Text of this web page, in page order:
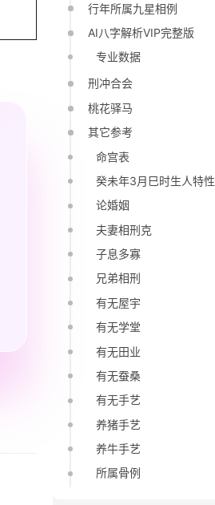
行年所属九星相例
AI八字解析VIP完整版
专业数据
刑冲合会
桃花驿马
其它参考
命宫表
癸未年3月巳时生人特性
论婚姻
夫妻相刑克
子息多寡
兄弟相刑
有无屋宇
有无学堂
有无田业
有无蚕桑
有无手艺
养猪手艺
养牛手艺
所属骨例